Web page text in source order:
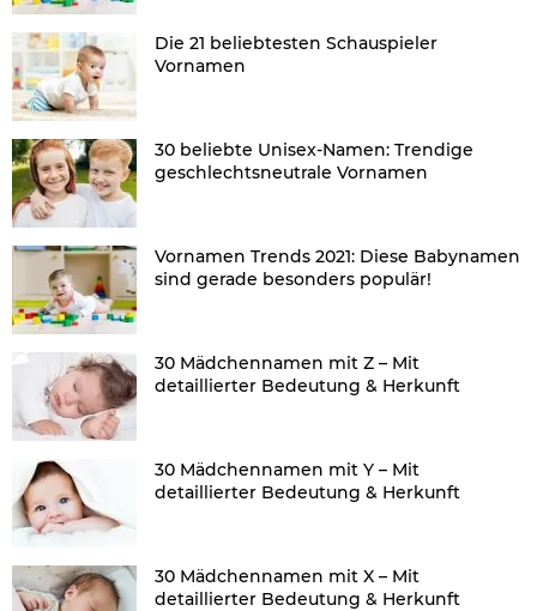
Die 21 beliebtesten Schauspieler
Vornamen
30 beliebte Unisex-Namen: Trendige
geschlechtsneutrale Vornamen
Vornamen Trends 2021: Diese Babynamen
sind gerade besonders populär!
30 Mädchennamen mit Z – Mit
detaillierter Bedeutung & Herkunft
30 Mädchennamen mit Y – Mit
detaillierter Bedeutung & Herkunft
30 Mädchennamen mit X – Mit
detaillierter Bedeutung & Herkunft